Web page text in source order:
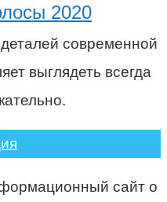
2020
современной
выглядеть всегда
сайт о